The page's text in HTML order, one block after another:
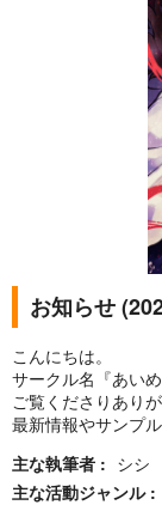
お知らせ
こんにちは。
サークル名『あい
ご覧くださりあり
最新情報やサンプ
主な執筆者
シシ
主な活動ジャンル